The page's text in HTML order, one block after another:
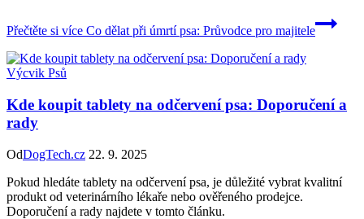
Přečtěte si více Co dělat při úmrtí psa: Průvodce pro majitele
Výcvik Psů
Kde koupit tablety na odčervení psa: Doporučení a
rady
OdDogTech.cz 22. 9. 2025
Pokud hledáte tablety na odčervení psa, je důležité vybrat kvalitní
produkt od veterinárního lékaře nebo ověřeného prodejce.
Doporučení a rady najdete v tomto článku.